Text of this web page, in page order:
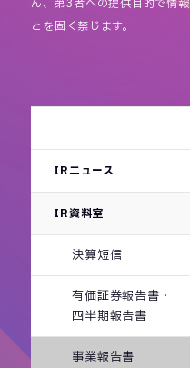
ん、第3者への提供目的で情
とを固く禁じます。
IRニュース
IR資料室
決算短信
有価証券報告書・
四半期報告書
事業報告書